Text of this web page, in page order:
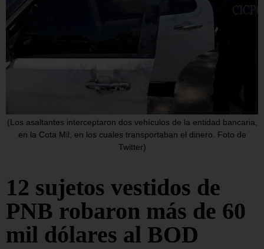
(Los asaltantes interceptaron dos vehículos de la entidad bancaria,
en la Cota Mil, en los cuales transportaban el dinero. Foto de
Twitter)
12 sujetos vestidos de
PNB robaron más de 60
mil dólares al BOD